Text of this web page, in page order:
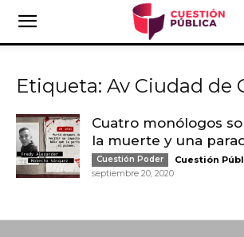
Etiqueta: Av Ciudad de
Cuatro monólogos
la muerte y una
Cuestión Poder Cuestión
septiembre 20, 2020